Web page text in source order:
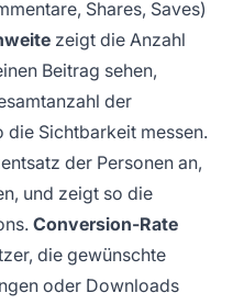
Shares, Saves)
zeigt die Anzahl
Beitrag sehen,
der
die Sichtbarkeit messen.
der Personen an,
und zeigt so die
Conversion-Rate
die gewünschte
oder Downloads